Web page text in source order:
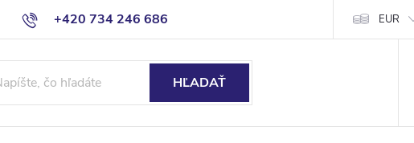
+420 734 246 686 EUR
HĽADAŤ